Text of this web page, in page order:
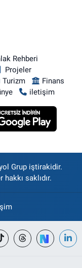
Rehberi
Projeler
Turizm
Finans
iletişim
Grup iştirakidir.
saklıdır.